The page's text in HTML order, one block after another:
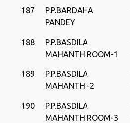
187
P.P.BARDAHA
PANDEY
188
P.P.BASDILA
MAHANTH ROOM-1
189
P.P.BASDILA
MAHANTH -2
190
P.P.BASDILA
MAHANTH ROOM-3